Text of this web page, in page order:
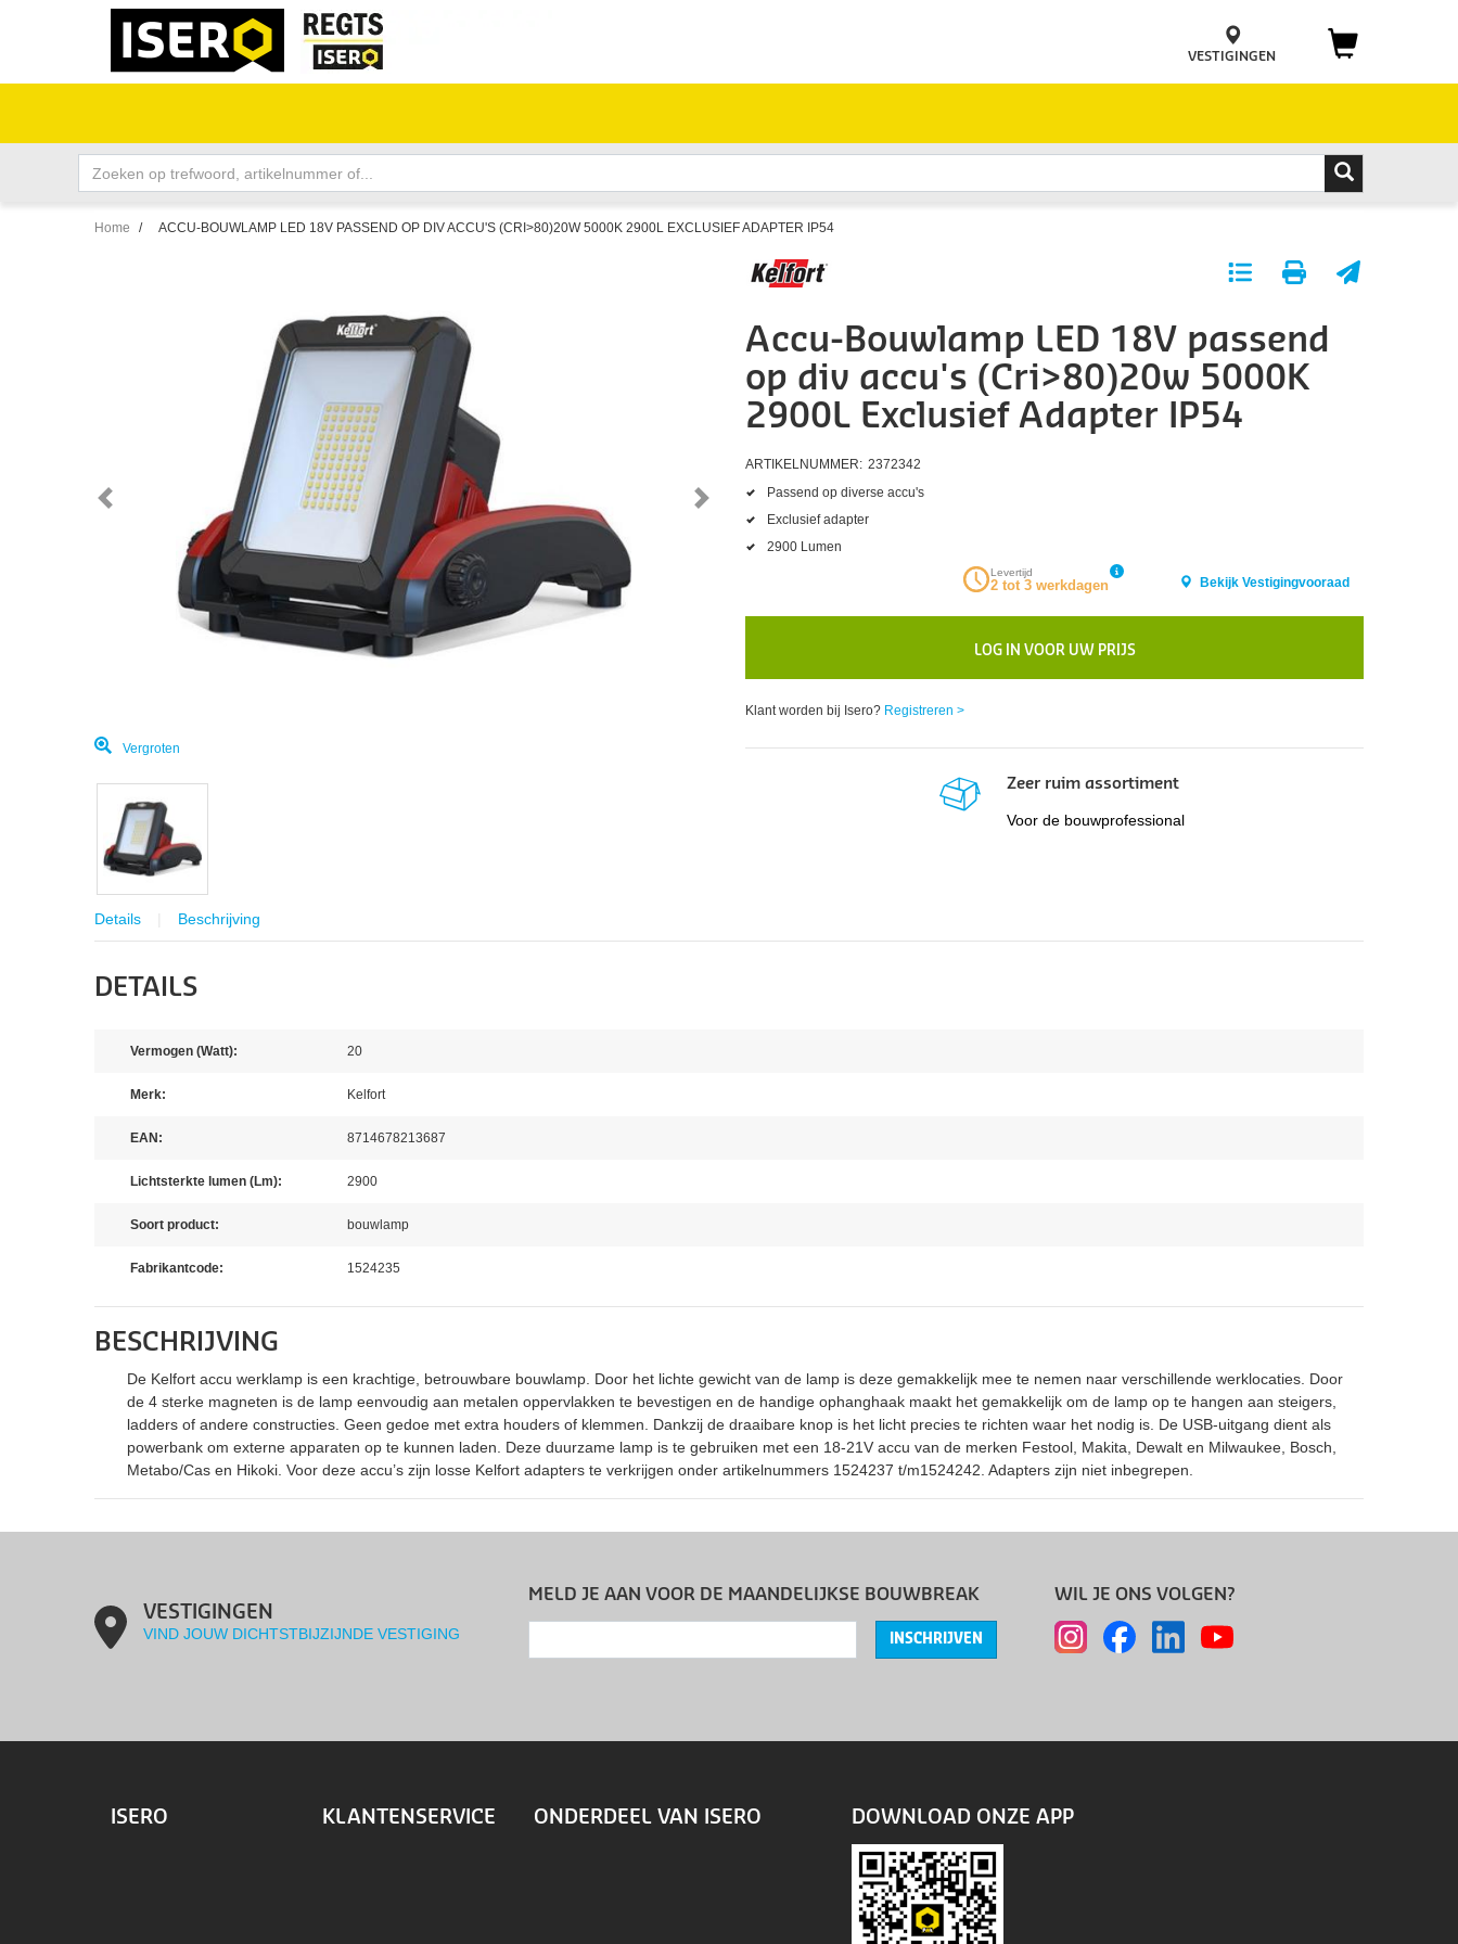
VESTIGINGEN
Home / ACCU-BOUWLAMP LED 18V PASSEND OP DIV ACCU'S (CRI>80)20W 5000K 2900L EXCLUSIEF ADAPTER IP54
Vergroten
favorieten
pagina
Accu-Bouwlamp LED 18V passend
op div accu's (Cri>80)20w 5000K
2900L Exclusief Adapter IP54
ARTIKELNUMMER: 2372342
Passend op diverse accu's
Exclusief adapter
2900 Lumen
Levertijd
2 tot 3 werkdagen Bekijk Vestigingvooraad
LOG IN VOOR UW PRIJS
Klant worden bij Isero? Registreren >
Zeer ruim assortiment
Voor de bouwprofessional
Details Beschrijving
DETAILS
Vermogen (Watt): 20
Merk: Kelfort
EAN: 8714678213687
Lichtsterkte lumen (Lm): 2900
Soort product: bouwlamp
Fabrikantcode: 1524235
BESCHRIJVING
De Kelfort accu werklamp is een krachtige, betrouwbare bouwlamp. Door het lichte gewicht van de lamp is deze gemakkelijk mee te nemen naar verschillende werklocaties. Door
de 4 sterke magneten is de lamp eenvoudig aan metalen oppervlakken te bevestigen en de handige ophanghaak maakt het gemakkelijk om de lamp op te hangen aan steigers,
ladders of andere constructies. Geen gedoe met extra houders of klemmen. Dankzij de draaibare knop is het licht precies te richten waar het nodig is. De USB-uitgang dient als
powerbank om externe apparaten op te kunnen laden. Deze duurzame lamp is te gebruiken met een 18-21V accu van de merken Festool, Makita, Dewalt en Milwaukee, Bosch,
Metabo/Cas en Hikoki. Voor deze accu’s zijn losse Kelfort adapters te verkrijgen onder artikelnummers 1524237 t/m1524242. Adapters zijn niet inbegrepen.
VESTIGINGEN
VIND JOUW DICHTSTBIJZIJNDE VESTIGING
MELD JE AAN VOOR DE MAANDELIJKSE BOUWBREAK
INSCHRIJVEN
WIL JE ONS VOLGEN?
ISERO KLANTENSERVICE ONDERDEEL VAN ISERO DOWNLOAD ONZE APP